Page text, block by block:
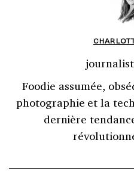
Foodie assumée,
photographie et la
dernière